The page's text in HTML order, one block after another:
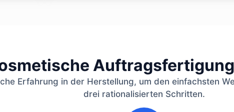
Erfahrung in der Herstellung, um den einfachsten
drei rationalisierten Schritten.